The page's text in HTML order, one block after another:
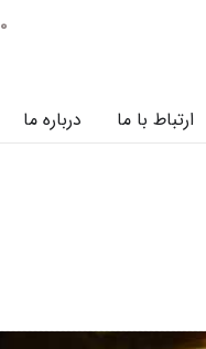
0
ارتباط با ما درباره ما